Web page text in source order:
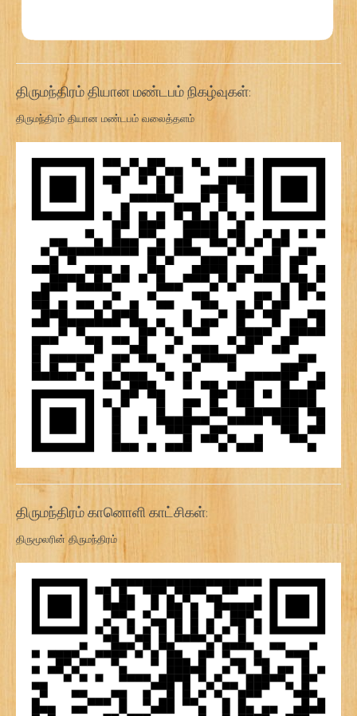
திருமந்திரம் தியான மண்டபம் நிகழ்வுகள்:
திருமந்திரம் தியான மண்டபம் வலைத்தளம்
திருமந்திரம் கானொளி காட்சிகள்:
திருமூலரின் திருமந்திரம்